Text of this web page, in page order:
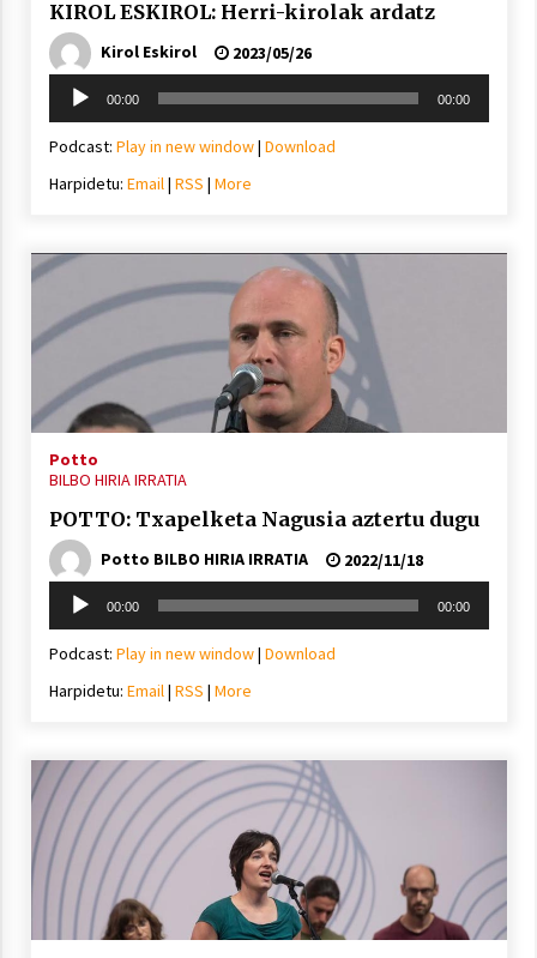
KIROL ESKIROL: Herri-kirolak ardatz
Kirol Eskirol
2023/05/26
Soinu
erreproduzigailua
00:00 00:00
Podcast: Play in new window| Download
Harpidetu: Email| RSS | More
Potto
BILBO HIRIA IRRATIA
POTTO: Txapelketa Nagusia aztertu dugu
Potto BILBO HIRIA IRRATIA
2022/11/18
Soinu
erreproduzigailua
00:00 00:00
Podcast: Play in new window| Download
Harpidetu: Email| RSS | More